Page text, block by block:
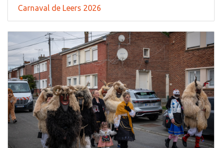
Carnaval de Leers 2026